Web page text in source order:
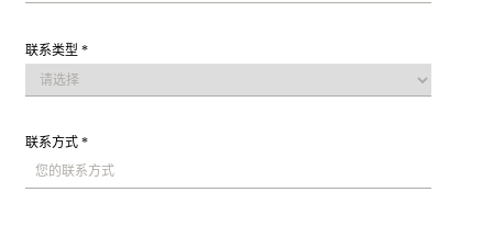
联系类型 *
联系方式 *